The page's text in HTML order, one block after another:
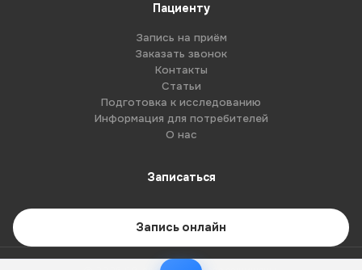
Пациенту
Запись на приём
Заказать звонок
Контакты
Статьи
Подготовка к исследованию
Информация для потребителей
О нас
Записаться
Запись онлайн